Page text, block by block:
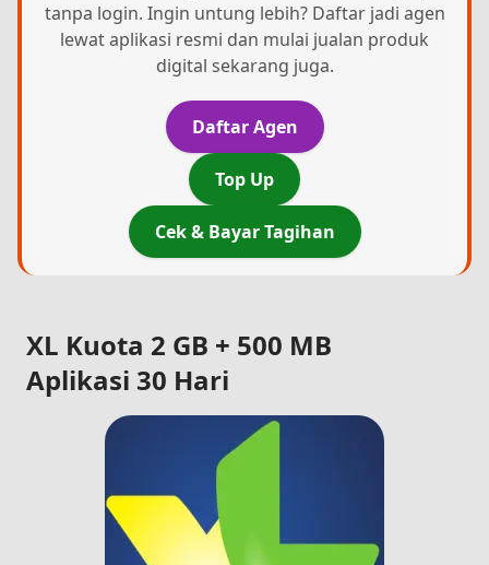
tanpa login. Ingin untung lebih? Daftar jadi agen
lewat aplikasi resmi dan mulai jualan produk
digital sekarang juga.
Daftar Agen
Top Up
Cek & Bayar Tagihan
XL Kuota 2 GB + 500 MB
Aplikasi 30 Hari